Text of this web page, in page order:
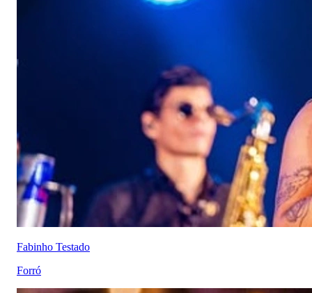
Fabinho Testado
Forró